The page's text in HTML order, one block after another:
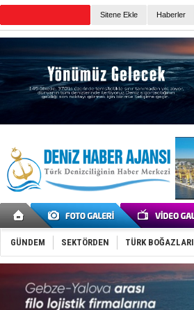
Sitene Ekle Haberler
GÜNDEM SEKTÖRDEN TÜRK BOĞAZLARI